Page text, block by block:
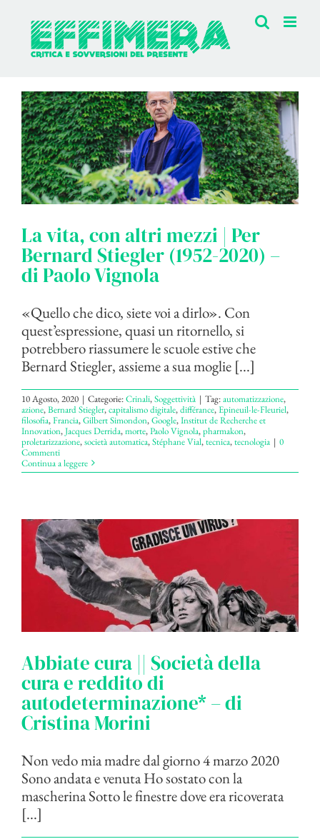
contenuto
La vita, con altri mezzi | Per
Bernard Stiegler (1952-2020) –
di Paolo Vignola
«Quello che dico, siete voi a dirlo». Con
quest’espressione, quasi un ritornello, si
potrebbero riassumere le scuole estive che
Bernard Stiegler, assieme a sua moglie [...]
10 Agosto, 2020 | Categorie:Crinali,Soggettività | Tag:automatizzazione,
azione,Bernard Stiegler,capitalismo digitale,différance,Epineuil-le-Fleuriel,
filosofia,Francia,Gilbert Simondon,Google,Institut de Recherche et
Innovation,Jacques Derrida,morte,Paolo Vignola,pharmakon,
proletarizzazione,società automatica,Stéphane Vial,tecnica,tecnologia | 0
Commenti
Continua a leggere
Abbiate cura || Società della
cura e reddito di
autodeterminazione* – di
Cristina Morini
Non vedo mia madre dal giorno 4 marzo 2020
Sono andata e venuta Ho sostato con la
mascherina Sotto le finestre dove era ricoverata
[...]